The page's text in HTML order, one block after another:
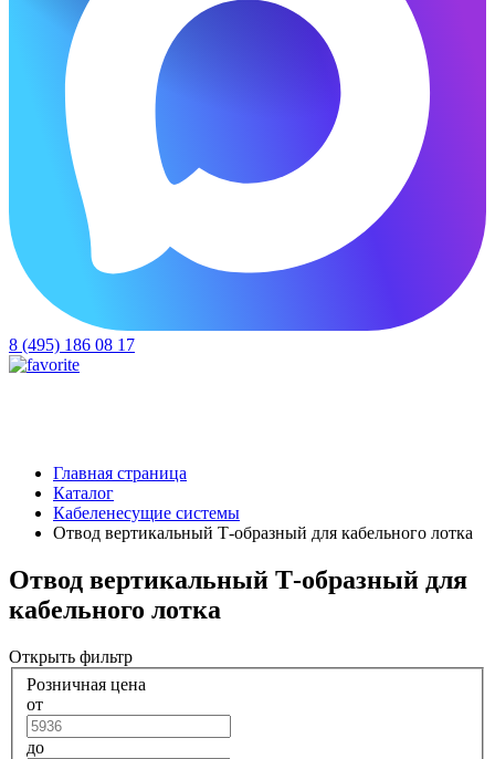
8 (495) 186 08 17
Главная страница
Каталог
Кабеленесущие системы
Отвод вертикальный Т-образный для кабельного лотка
Отвод вертикальный Т-образный для
кабельного лотка
Открыть фильтр
Розничная цена
от
до